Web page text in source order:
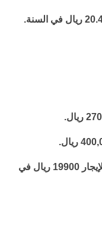
متوسط سعر الشقق 3 غرف المتاحة للإيجار 19900 ريال في